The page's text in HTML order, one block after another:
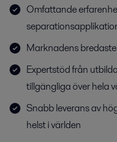
Omfattande
Marknadens
Expertstöd från
tillgängliga över hela
Snabb leverans av
helst i världen